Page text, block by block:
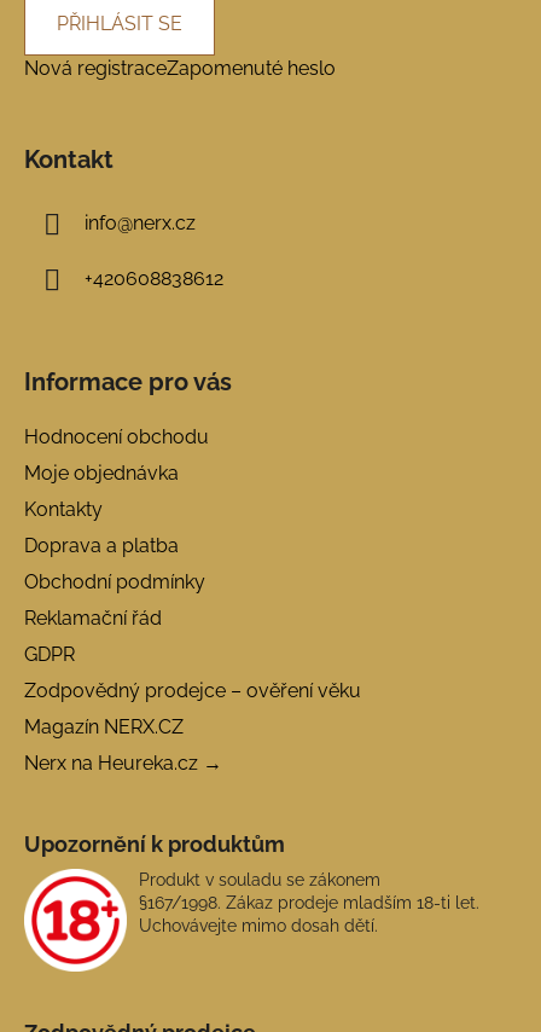
PŘIHLÁSIT SE
Nová registraceZapomenuté heslo
Kontakt
info@nerx.cz
+420608838612
Informace pro vás
Hodnocení obchodu
Moje objednávka
Kontakty
Doprava a platba
Obchodní podmínky
Reklamační řád
GDPR
Zodpovědný prodejce – ověření věku
Magazín NERX.CZ
Nerx na Heureka.cz →
Upozornění k produktům
Produkt v souladu se zákonem
§167/1998. Zákaz prodeje mladším 18-ti let.
Uchovávejte mimo dosah dětí.